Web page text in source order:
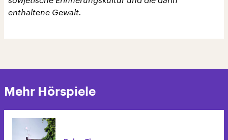
enthaltene Gewalt.
Mehr Hörspiele